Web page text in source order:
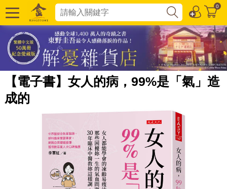
0
【電子書】女人的病，99%是「氣」造
成的